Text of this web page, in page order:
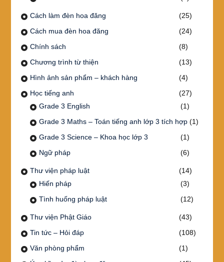
Cách làm đèn hoa đăng
(25)
Cách mua đèn hoa đăng
(24)
Chính sách
(8)
Chương trình từ thiện
(13)
Hình ảnh sản phẩm – khách hàng
(4)
Học tiếng anh
(27)
Grade 3 English
(1)
Grade 3 Maths – Toán tiếng anh lớp 3 tích hợp(1)
Grade 3 Science – Khoa học lớp 3
(1)
Ngữ pháp
(6)
Thư viện pháp luật
(14)
Hiến pháp
(3)
Tình huống pháp luật
(12)
Thư viện Phật Giáo
(43)
Tin tức – Hỏi đáp
(108)
Văn phòng phẩm
(1)